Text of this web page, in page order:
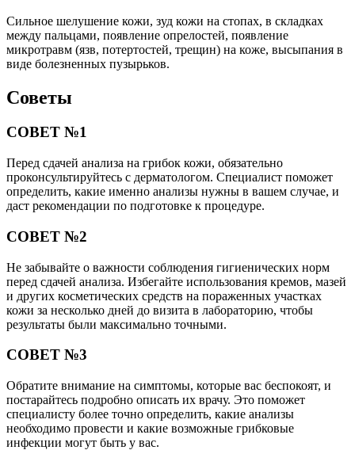
Сильное шелушение кожи, зуд кожи на стопах, в складках
между пальцами, появление опрелостей, появление
микротравм (язв, потертостей, трещин) на коже, высыпания в
виде болезненных пузырьков.
Советы
СОВЕТ №1
Перед сдачей анализа на грибок кожи, обязательно
проконсультируйтесь с дерматологом. Специалист поможет
определить, какие именно анализы нужны в вашем случае, и
даст рекомендации по подготовке к процедуре.
СОВЕТ №2
Не забывайте о важности соблюдения гигиенических норм
перед сдачей анализа. Избегайте использования кремов, мазей
и других косметических средств на пораженных участках
кожи за несколько дней до визита в лабораторию, чтобы
результаты были максимально точными.
СОВЕТ №3
Обратите внимание на симптомы, которые вас беспокоят, и
постарайтесь подробно описать их врачу. Это поможет
специалисту более точно определить, какие анализы
необходимо провести и какие возможные грибковые
инфекции могут быть у вас.